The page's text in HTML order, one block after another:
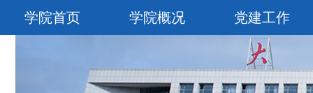
学院首页 学院概况 党建工作